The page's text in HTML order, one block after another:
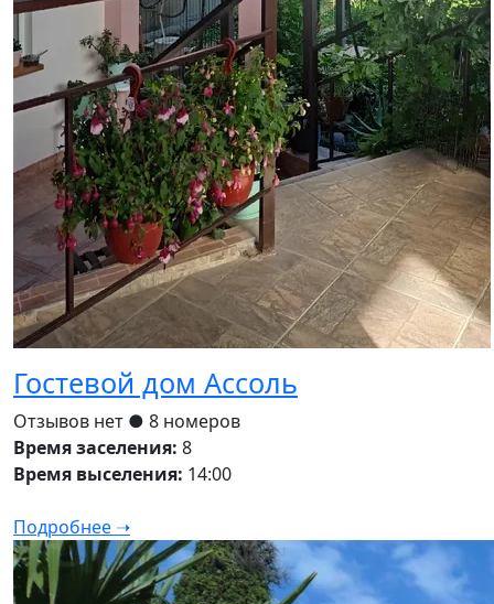
Гостевой дом Ассоль
Отзывов нет ● 8 номеров
Время заселения: 8
Время выселения: 14:00
Подробнее ➝